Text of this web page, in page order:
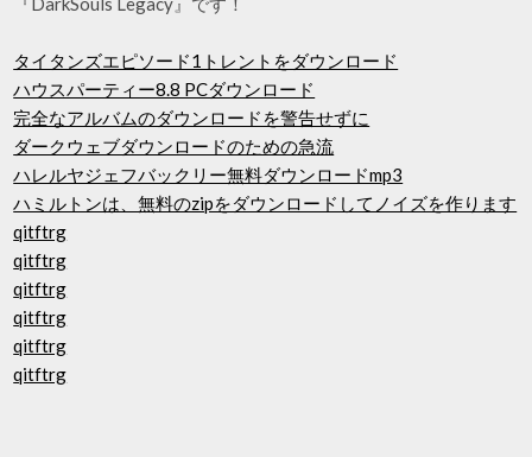
タイタンズエピソード1トレントをダウンロード
ハウスパーティー8.8 PCダウンロード
完全なアルバムのダウンロードを警告せずに
ダークウェブダウンロードのための急流
ハレルヤジェフバックリー無料ダウンロードmp3
ハミルトンは、無料のzipをダウンロードしてノイズを作ります
qitftrg
qitftrg
qitftrg
qitftrg
qitftrg
qitftrg